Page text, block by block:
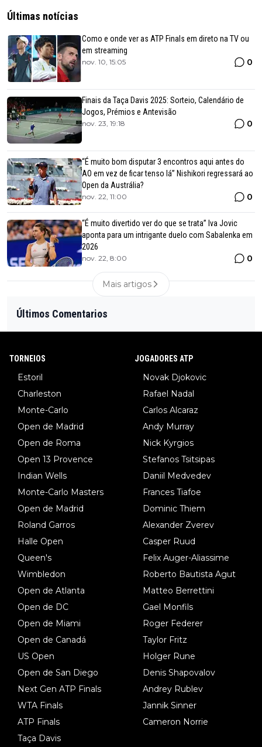
Últimas notícias
Como e onde ver as ATP Finals em direto na TV ou
em streaming
nov. 10, 15:05 0
Finais da Taça Davis 2025: Sorteio, Calendário de
Jogos, Prémios e Antevisão
nov. 23, 19:18 0
“É muito bom disputar 3 encontros aqui antes do
AO em vez de ficar tenso lá” Nishikori regressará ao
Open da Austrália?
nov. 22, 11:00 0
“É muito divertido ver do que se trata” Iva Jovic
aponta para um intrigante duelo com Sabalenka em
2026
nov. 22, 8:00 0
Mais artigos
Últimos Comentarios
TORNEIOS
Estoril
Charleston
Monte-Carlo
Open de Madrid
Open de Roma
Open 13 Provence
Indian Wells
Monte-Carlo Masters
Open de Madrid
Roland Garros
Halle Open
Queen's
Wimbledon
Open de Atlanta
Open de DC
Open de Miami
Open de Canadá
US Open
Open de San Diego
Next Gen ATP Finals
WTA Finals
ATP Finals
Taça Davis
JOGADORES ATP
Novak Djokovic
Rafael Nadal
Carlos Alcaraz
Andy Murray
Nick Kyrgios
Stefanos Tsitsipas
Daniil Medvedev
Frances Tiafoe
Dominic Thiem
Alexander Zverev
Casper Ruud
Felix Auger-Aliassime
Roberto Bautista Agut
Matteo Berrettini
Gael Monfils
Roger Federer
Taylor Fritz
Holger Rune
Denis Shapovalov
Andrey Rublev
Jannik Sinner
Cameron Norrie